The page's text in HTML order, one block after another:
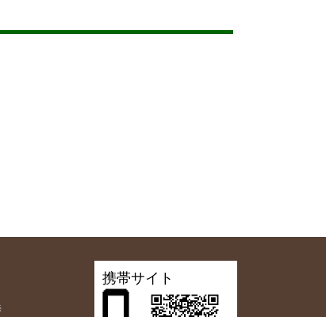
携帯サイト